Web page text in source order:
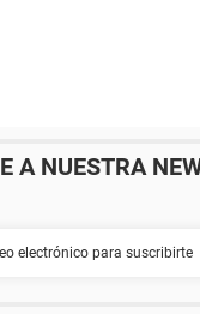
A NUESTRA